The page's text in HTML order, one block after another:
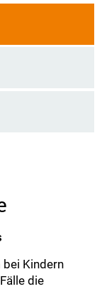
Kindern
die